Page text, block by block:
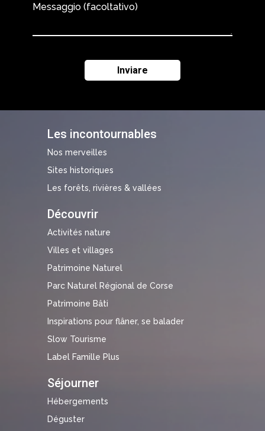
Les incontournables
Nos merveilles
Sites historiques
Les forêts, rivières & vallées
Découvrir
Activités nature
Villes et villages
Patrimoine Naturel
Parc Naturel Régional de Corse
Patrimoine Bâti
Inspirations pour flâner, se balader
Slow Tourisme
Label Famille Plus
Séjourner
Hébergements
Déguster
Messaggio (facoltativo)